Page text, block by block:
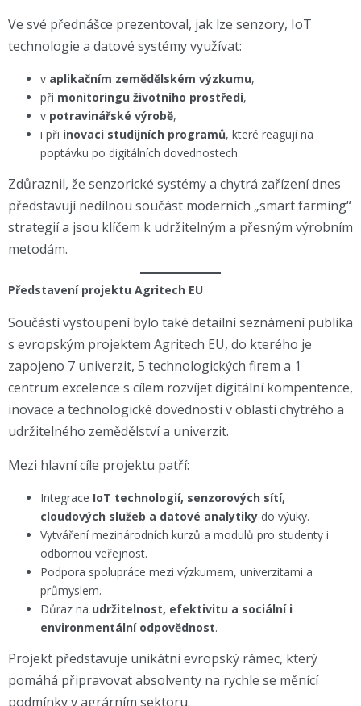
Ve své přednášce prezentoval, jak lze senzory, IoT
technologie a datové systémy využívat:
v aplikačním zemědělském výzkumu,
při monitoringu životního prostředí,
v potravinářské výrobě,
i při inovaci studijních programů, které reagují na
poptávku po digitálních dovednostech.
Zdůraznil, že senzorické systémy a chytrá zařízení dnes
představují nedílnou součást moderních „smart farming“
strategií a jsou klíčem k udržitelným a přesným výrobním
metodám.
Představení projektu Agritech EU
Součástí vystoupení bylo také detailní seznámení publika
s evropským projektem Agritech EU, do kterého je
zapojeno 7 univerzit, 5 technologických firem a 1
centrum excelence s cílem rozvíjet digitální kompentence,
inovace a technologické dovednosti v oblasti chytrého a
udržitelného zemědělství a univerzit.
Mezi hlavní cíle projektu patří:
Integrace IoT technologií, senzorových sítí,
cloudových služeb a datové analytiky do výuky.
Vytváření mezinárodních kurzů a modulů pro studenty i
odbornou veřejnost.
Podpora spolupráce mezi výzkumem, univerzitami a
průmyslem.
Důraz na udržitelnost, efektivitu a sociální i
environmentální odpovědnost.
Projekt představuje unikátní evropský rámec, který
pomáhá připravovat absolventy na rychle se měnící
podmínky v agrárním sektoru.